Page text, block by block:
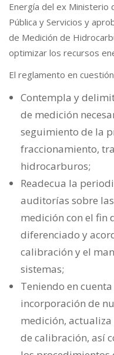
Energía del ex Ministerio
Pública y Servicios y
de Medición de
optimizar los recursos
El reglamento en
Contempla y
de medición
seguimiento de la
fraccionamiento,
hidrocarburos;
Readecua la
auditorías sobre
medición con el fin
diferenciado y
calibración y el
sistemas;
Teniendo en
incorporación de
medición,
de calibración, así